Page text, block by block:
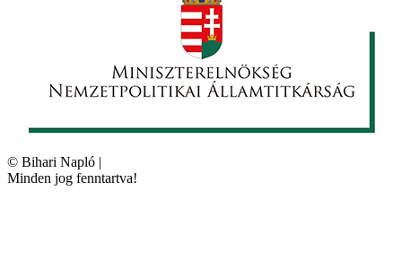
© Bihari Napló |
Minden jog fenntartva!